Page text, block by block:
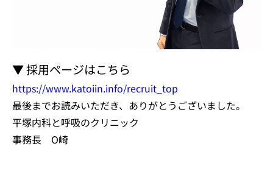
▼ 採用ページはこちら
https://www.katoiin.info/recruit_top
最後までお読みいただき、ありがとうございました。
平塚内科と呼吸のクリニック
事務長 O崎